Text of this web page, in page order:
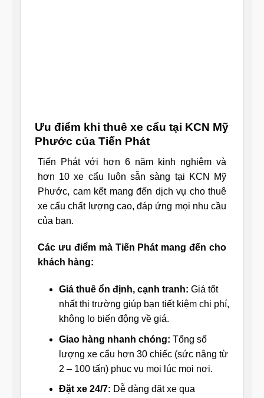
Ưu điểm khi thuê xe cẩu tại KCN Mỹ
Phước của Tiến Phát
Tiến Phát với hơn 6 năm kinh nghiệm và
hơn 10 xe cẩu luôn sẵn sàng tại KCN Mỹ
Phước, cam kết mang đến dịch vụ cho thuê
xe cẩu chất lượng cao, đáp ứng mọi nhu cầu
của bạn.
Các ưu điểm mà Tiến Phát mang đến cho
khách hàng:
Giá thuê ổn định, cạnh tranh: Giá tốt
nhất thị trường giúp bạn tiết kiệm chi phí,
không lo biến động về giá.
Giao hàng nhanh chóng: Tổng số
lượng xe cẩu hơn 30 chiếc (sức nâng từ
2 – 100 tấn) phục vụ mọi lúc mọi nơi.
Đặt xe 24/7: Dễ dàng đặt xe qua